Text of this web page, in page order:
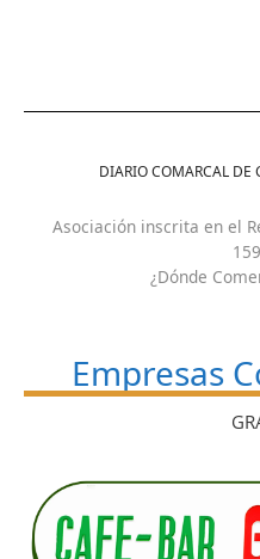
DIARIO COMARCAL DE
Asociación inscrita en el
¿Dónde
Empresas